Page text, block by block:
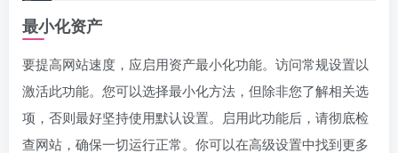
最小化资产
要提高网站速度，应启用资产最小化功能。访问常规设置以
激活此功能。您可以选择最小化方法，但除非您了解相关选
项，否则最好坚持使用默认设置。启用此功能后，请彻底检
查网站，确保一切运行正常。你可以在高级设置中找到更多